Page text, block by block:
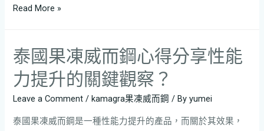
Read More »
泰國果凍威而鋼心得分享性能
力提升的關鍵觀察？
Leave a Comment /kamagra果凍威而鋼 / Byyumei
泰國果凍威而鋼是一種性能力提升的產品，而關於其效果，